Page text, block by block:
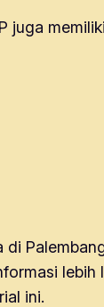
juga
ini.